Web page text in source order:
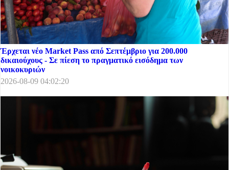
Έρχεται νέο Market Pass από Σεπτέμβριο για 200.000
δικαιούχους - Σε πίεση το πραγματικό εισόδημα των
νοικοκυριών
2026-08-09 04:02:20